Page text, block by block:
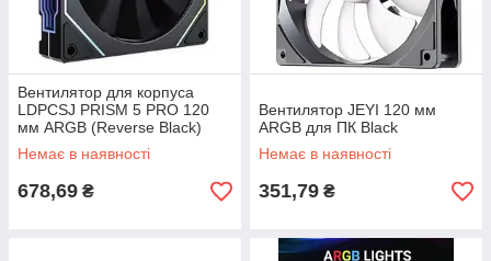
Вентилятор для корпуса
LDPCSJ PRISM 5 PRO 120
мм ARGB (Reverse Black)
Немає в наявності
678,69 ₴
Вентилятор JEYI 120 мм
ARGB для ПК Black
Немає в наявності
351,79 ₴